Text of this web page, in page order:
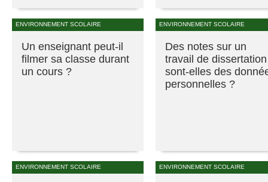
ENVIRONNEMENT SCOLAIRE
Un enseignant peut-il
filmer sa classe durant
un cours ?
ENVIRONNEMENT SCOLAIRE
Des notes sur un
travail de dissertation
sont-elles des
personnelles ?
ENVIRONNEMENT SCOLAIRE ENVIRONNEMENT SCOLAIRE